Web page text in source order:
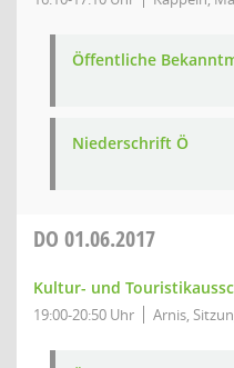
Öffentliche
Niederschrift Ö
DO 01.06.2017
Kultur- und
19:00-20:50 Uhr Arnis,